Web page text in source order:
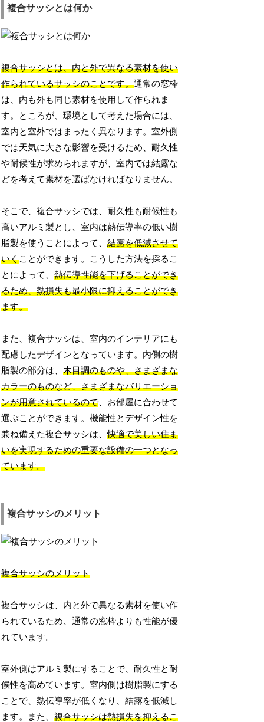
複合サッシとは何か
複合サッシとは、内と外で異なる素材を使い
作られているサッシのことです。通常の窓枠
は、内も外も同じ素材を使用して作られま
す。ところが、環境として考えた場合には、
室内と室外ではまったく異なります。室外側
では天気に大きな影響を受けるため、耐久性
や耐候性が求められますが、室内では結露な
どを考えて素材を選ばなければなりません。
そこで、複合サッシでは、耐久性も耐候性も
高いアルミ製とし、室内は熱伝導率の低い樹
脂製を使うことによって、結露を低減させて
いくことができます。こうした方法を採るこ
とによって、熱伝導性能を下げることができ
るため、熱損失も最小限に抑えることができ
ます。
また、複合サッシは、室内のインテリアにも
配慮したデザインとなっています。内側の樹
脂製の部分は、木目調のものや、さまざまな
カラーのものなど、さまざまなバリエーショ
ンが用意されているので 、お部屋に合わせて
選ぶことができます。機能性とデザイン性を
兼ね備えた複合サッシは、快適で美しい住ま
いを実現するための重要な設備の一つとなっ
ています。
複合サッシのメリット
複合サッシのメリット
複合サッシは、内と外で異なる素材を使い作
られているため、通常の窓枠よりも性能が優
れています。
室外側はアルミ製にすることで、耐久性と耐
候性を高めています。室内側は樹脂製にする
ことで、熱伝導率が低くなり、結露を低減し
ます。また、複合サッシは熱損失を抑えるこ